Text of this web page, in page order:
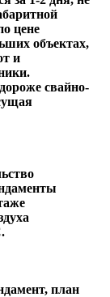
цене
объектах,
и
свайно-
план